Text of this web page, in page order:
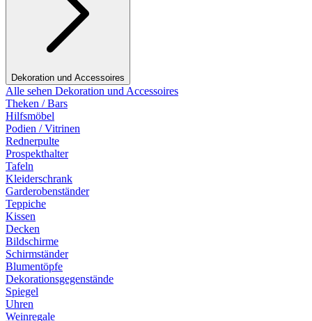
Dekoration und Accessoires
Alle sehen Dekoration und Accessoires
Theken / Bars
Hilfsmöbel
Podien / Vitrinen
Rednerpulte
Prospekthalter
Tafeln
Kleiderschrank
Garderobenständer
Teppiche
Kissen
Decken
Bildschirme
Schirmständer
Blumentöpfe
Dekorationsgegenstände
Spiegel
Uhren
Weinregale